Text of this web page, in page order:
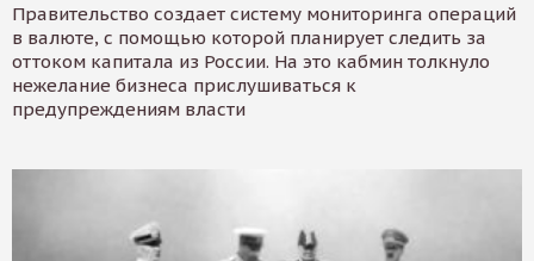
Правительство создает систему мониторинга операций
в валюте, с помощью которой планирует следить за
оттоком капитала из России. На это кабмин толкнуло
нежелание бизнеса прислушиваться к
предупреждениям власти